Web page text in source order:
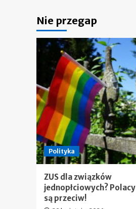
Nie przegap
Polityka
ZUS dla związków
jednopłciowych? Polacy
są przeciw!